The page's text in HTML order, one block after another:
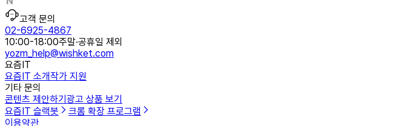
고객 문의
02-6925-4867
10:00-18:00주말·공휴일 제외
yozm_help@wishket.com
요즘IT
요즘IT 소개작가 지원
기타 문의
콘텐츠 제안하기 광고 상품 보기
요즘IT 슬랙봇
크롬 확장 프로그램
이용약관